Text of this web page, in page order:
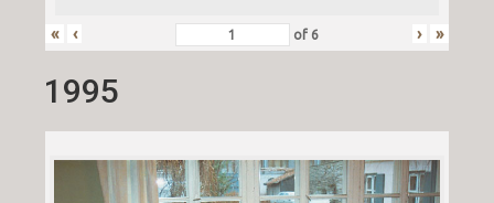
« ‹ of 6 › »
1995